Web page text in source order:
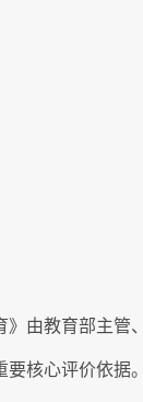
》由教育部主管
核心评价依据。